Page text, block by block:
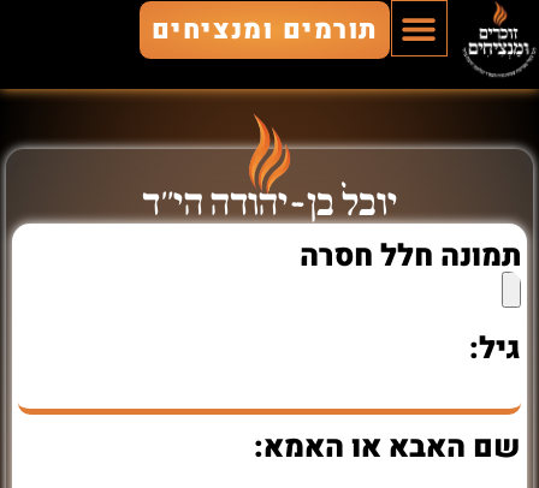
תורמים ומנציחים
יובל בן-יהודה הי"ד
תמונה חלל חסרה
גיל:
שם האבא או האמא: